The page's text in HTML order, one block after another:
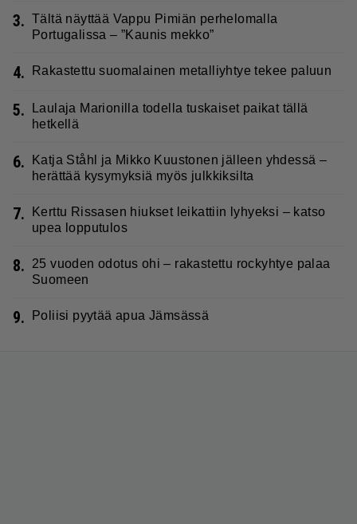
3. Tältä näyttää Vappu Pimiän perhelomalla
Portugalissa – ”Kaunis mekko”
4. Rakastettu suomalainen metalliyhtye tekee paluun
5.
Laulaja Marionilla todella tuskaiset paikat tällä
hetkellä
6.
Katja Ståhl ja Mikko Kuustonen jälleen yhdessä –
herättää kysymyksiä myös julkkiksilta
7.
Kerttu Rissasen hiukset leikattiin lyhyeksi – katso
upea lopputulos
8.
25 vuoden odotus ohi – rakastettu rockyhtye palaa
Suomeen
9. Poliisi pyytää apua Jämsässä